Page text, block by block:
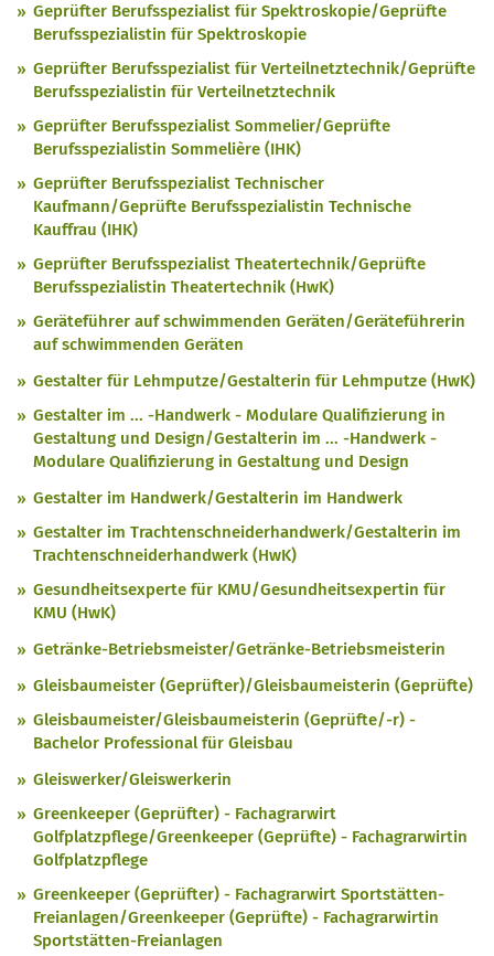
Geprüfter Berufsspezialist für Spektroskopie/Geprüfte
Berufsspezialistin für Spektroskopie
Geprüfter Berufsspezialist für Verteilnetztechnik/Geprüfte
Berufsspezialistin für Verteilnetztechnik
Geprüfter Berufsspezialist Sommelier/Geprüfte
Berufsspezialistin Sommelière (IHK)
Geprüfter Berufsspezialist Technischer
Kaufmann/Geprüfte Berufsspezialistin Technische
Kauffrau (IHK)
Geprüfter Berufsspezialist Theatertechnik/Geprüfte
Berufsspezialistin Theatertechnik (HwK)
Geräteführer auf schwimmenden Geräten/Geräteführerin
auf schwimmenden Geräten
Gestalter für Lehmputze/Gestalterin für Lehmputze (HwK)
Gestalter im ... -Handwerk - Modulare Qualifizierung in
Gestaltung und Design/Gestalterin im ... -Handwerk -
Modulare Qualifizierung in Gestaltung und Design
Gestalter im Handwerk/Gestalterin im Handwerk
Gestalter im Trachtenschneiderhandwerk/Gestalterin im
Trachtenschneiderhandwerk (HwK)
Gesundheitsexperte für KMU/Gesundheitsexpertin für
KMU (HwK)
Getränke-Betriebsmeister/Getränke-Betriebsmeisterin
Gleisbaumeister (Geprüfter)/Gleisbaumeisterin (Geprüfte)
Gleisbaumeister/Gleisbaumeisterin (Geprüfte/-r) -
Bachelor Professional für Gleisbau
Gleiswerker/Gleiswerkerin
Greenkeeper (Geprüfter) - Fachagrarwirt
Golfplatzpflege/Greenkeeper (Geprüfte) - Fachagrarwirtin
Golfplatzpflege
Greenkeeper (Geprüfter) - Fachagrarwirt Sportstätten-
Freianlagen/Greenkeeper (Geprüfte) - Fachagrarwirtin
Sportstätten-Freianlagen